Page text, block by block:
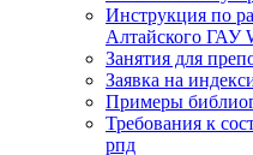
Инструкция по
Алтайского
Занятия для
Заявка на
Примеры
Требования к
рпд